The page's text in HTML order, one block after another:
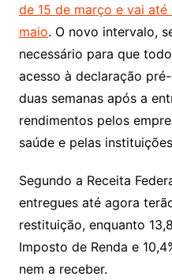
de 15 de março e vai
maio. O novo intervalo,
necessário para que
acesso à declaração
duas semanas após a
rendimentos pelos
saúde e pelas
Segundo a Receita
entregues até agora
restituição, enquanto
Imposto de Renda e
nem a receber.